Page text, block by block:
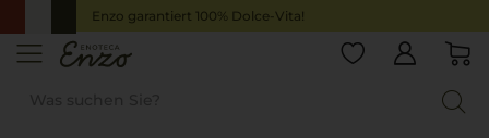
Enzo garantiert 100% Dolce-Vita!